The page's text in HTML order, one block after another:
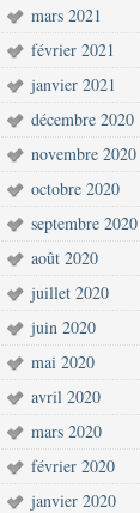
mars 2021
février 2021
janvier 2021
décembre 2020
novembre 2020
octobre 2020
septembre 2020
août 2020
juillet 2020
juin 2020
mai 2020
avril 2020
mars 2020
février 2020
janvier 2020